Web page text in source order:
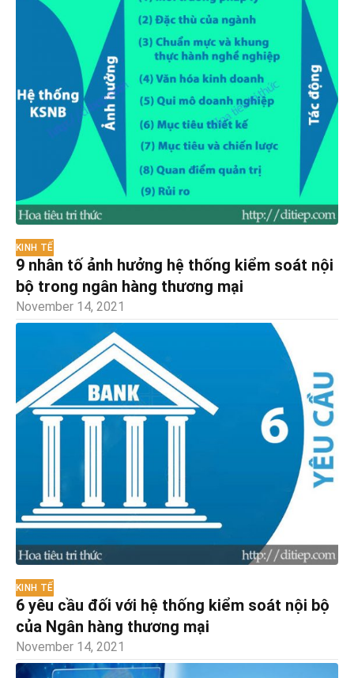
KINH TẾ
9 nhân tố ảnh hưởng hệ thống kiểm soát nội
bộ trong ngân hàng thương mại
November 14, 2021
KINH TẾ
6 yêu cầu đối với hệ thống kiểm soát nội bộ
của Ngân hàng thương mại
November 14, 2021